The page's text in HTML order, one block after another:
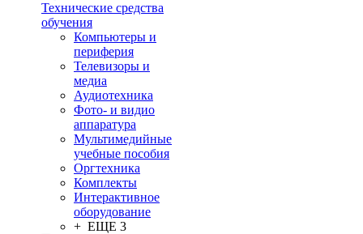
Технические средства
обучения
Компьютеры и
периферия
Телевизоры и
медиа
Аудиотехника
Фото- и видио
аппаратура
Мультимедийные
учебные пособия
Оргтехника
Комплекты
Интерактивное
оборудование
+ ЕЩЕ 3